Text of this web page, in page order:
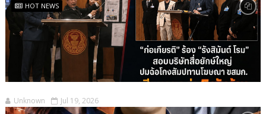
HOT NEWS
Unknown Jul 19, 2026